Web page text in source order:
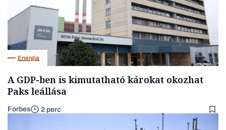
Energia
A GDP-ben is kimutatható károkat okozhat
Paks leállása
Forbes 2 perc